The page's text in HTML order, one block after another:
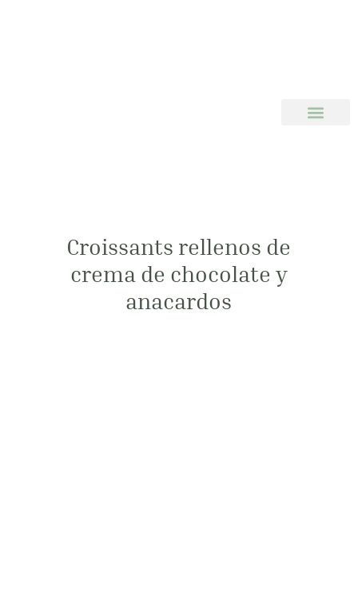
Croissants rellenos de
crema de chocolate y
anacardos